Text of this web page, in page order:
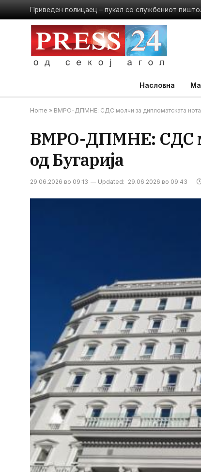
Приведен полицаец – пукал со службениот
Насловна
Home » ВМРО-ДПМНЕ: СДС молчи за дипломатската нота
ВМРО-ДПМНЕ: СДС
од Бугарија
29.06.2026 во 09:13 Updated: 29.06.2026 во 09:43